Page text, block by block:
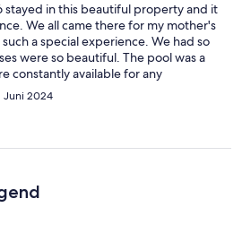
stayed in this beautiful property and it
We all came there for my mother's
a special experience. We had so
were so beautiful. The pool was a
constantly available for any
It is on a truly beautiful part of
hosts.
Juni 2024